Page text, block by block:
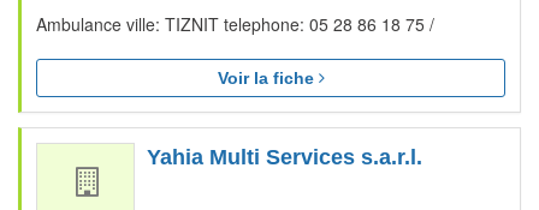
Ambulance ville: TIZNIT telephone: 05 28 86 18 75 /
Voir la fiche
Yahia Multi Services s.a.r.l.